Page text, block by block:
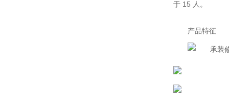
于 15 人。
产品特征